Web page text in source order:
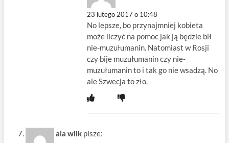
23 lutego 2017 o 10:48
No lepsze, bo przynajmniej kobieta
może liczyć na pomoc jak ją będzie bił
nie-muzułumanin. Natomiast w Rosji
czy bije muzułumanin czy nie-
muzułumanin to i tak go nie wsadzą. No
ale Szwecja to zło.
ala wilk pisze: